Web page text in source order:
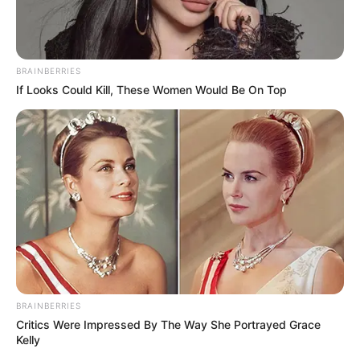
ΛΙΓΑ ΛΟΓΙΑ ΓΙΑ ΜΕΝΑ
Πέμπτη, 22 Οκτωβρίου 2020, 20:06
ΓΕΙΑ ΣΑΣ….ΚΑΛΩΣ ΗΛΘΑΤΕ ΣΤΗΝ ΙΣΤΟΣΕΛΙΔΑ...
ΑΛΕΞΑΝΔΡΟΣ ΖΕΥΣ Ο
BRAINBERRIES
If Looks Could Kill, These Women Would Be On Top
BRAINBERRIES
Critics Were Impressed By The Way She Portrayed Grace
Kelly